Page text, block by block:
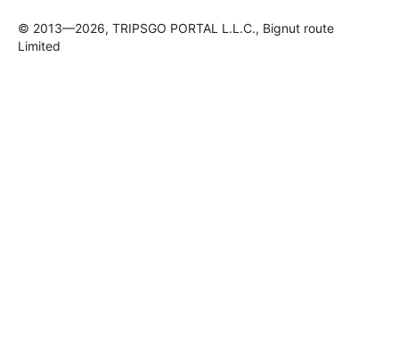
© 2013—2026, TRIPSGO PORTAL L.L.C., Bignut route
Limited